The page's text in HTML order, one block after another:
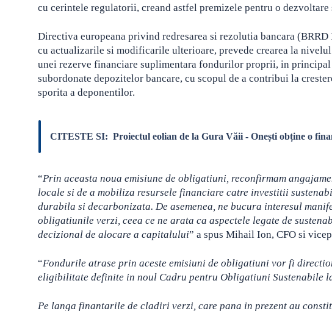
cu cerintele regulatorii, creand astfel premizele pentru o
Directiva europeana privind redresarea si rezolutia bancara
cu actualizarile si modificarile ulterioare, prevede crearea la
unei rezerve financiare suplimentara fondurilor proprii, in
subordonate depozitelor bancare, cu scopul de a contribui la
sporita a deponentilor.
CITESTE SI: Proiectul eolian de la Gura Văii - Onești obține o
“Prin aceasta noua emisiune de obligatiuni, reconfirmam
locale si de a mobiliza resursele financiare catre investitii
durabila si decarbonizata. De asemenea, ne bucura interesul
obligatiunile verzi, ceea ce ne arata ca aspectele legate de
decizional de alocare a capitalului” a spus Mihail Ion, CFO si
“Fondurile atrase prin aceste emisiuni de obligatiuni vor fi
eligibilitate definite in noul Cadru pentru Obligatiuni Sustenabile
Pe langa finantarile de cladiri verzi, care pana in prezent au